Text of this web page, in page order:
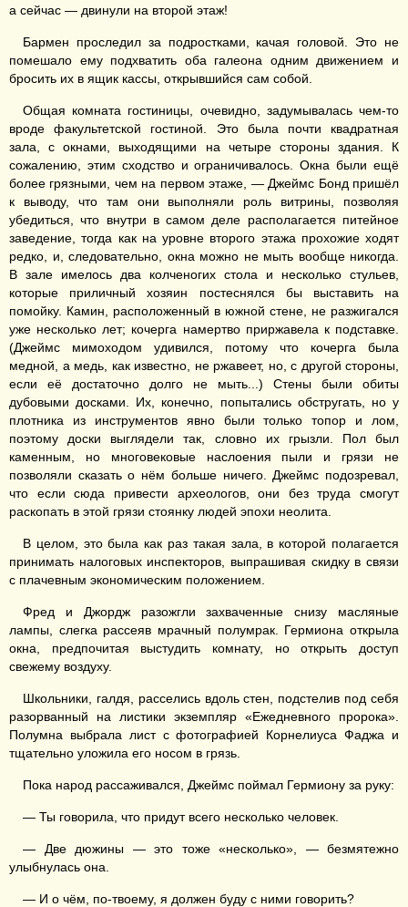
а сейчас — двинули на второй этаж!
Бармен проследил за подростками, качая головой. Это не
помешало ему подхватить оба галеона одним движением и
бросить их в ящик кассы, открывшийся сам собой.
Общая комната гостиницы, очевидно, задумывалась чем-то
вроде факультетской гостиной. Это была почти квадратная
зала, с окнами, выходящими на четыре стороны здания. К
сожалению, этим сходство и ограничивалось. Окна были ещё
более грязными, чем на первом этаже, — Джеймс Бонд пришёл
к выводу, что там они выполняли роль витрины, позволяя
убедиться, что внутри в самом деле располагается питейное
заведение, тогда как на уровне второго этажа прохожие ходят
редко, и, следовательно, окна можно не мыть вообще никогда.
В зале имелось два колченогих стола и несколько стульев,
которые приличный хозяин постеснялся бы выставить на
помойку. Камин, расположенный в южной стене, не разжигался
уже несколько лет; кочерга намертво приржавела к подставке.
(Джеймс мимоходом удивился, потому что кочерга была
медной, а медь, как известно, не ржавеет, но, с другой стороны,
если её достаточно долго не мыть...) Стены были обиты
дубовыми досками. Их, конечно, попытались обстругать, но у
плотника из инструментов явно были только топор и лом,
поэтому доски выглядели так, словно их грызли. Пол был
каменным, но многовековые наслоения пыли и грязи не
позволяли сказать о нём больше ничего. Джеймс подозревал,
что если сюда привести археологов, они без труда смогут
раскопать в этой грязи стоянку людей эпохи неолита.
В целом, это была как раз такая зала, в которой полагается
принимать налоговых инспекторов, выпрашивая скидку в связи
с плачевным экономическим положением.
Фред и Джордж разожгли захваченные снизу масляные
лампы, слегка рассеяв мрачный полумрак. Гермиона открыла
окна, предпочитая выстудить комнату, но открыть доступ
свежему воздуху.
Школьники, галдя, расселись вдоль стен, подстелив под себя
разорванный на листики экземпляр «Ежедневного пророка».
Полумна выбрала лист с фотографией Корнелиуса Фаджа и
тщательно уложила его носом в грязь.
Пока народ рассаживался, Джеймс поймал Гермиону за руку:
— Ты говорила, что придут всего несколько человек.
— Две дюжины — это тоже «несколько», — безмятежно
улыбнулась она.
— И о чём, по-твоему, я должен буду с ними говорить?